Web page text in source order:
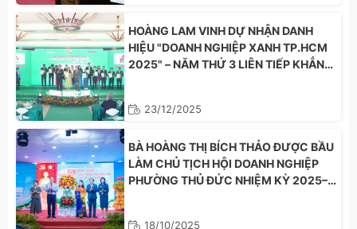
HOÀNG LAM VINH DỰ NHẬN DANH
HIỆU "DOANH NGHIỆP XANH TP.HCM
2025" – NĂM THỨ 3 LIÊN TIẾP KHẲNG
23/12/2025
BÀ HOÀNG THỊ BÍCH THẢO ĐƯỢC BẦU
LÀM CHỦ TỊCH HỘI DOANH NGHIỆP
PHƯỜNG THỦ ĐỨC NHIỆM KỲ 2025–
18/10/2025